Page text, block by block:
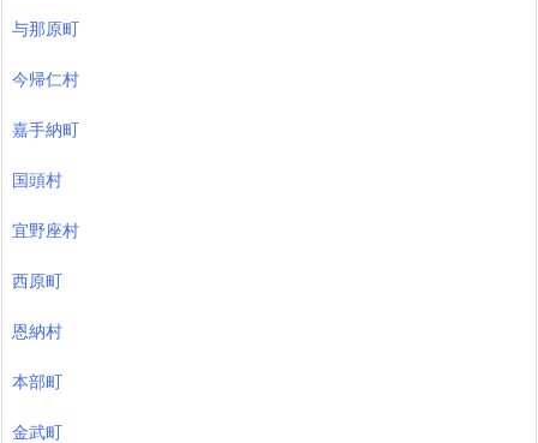
与那原町
今帰仁村
嘉手納町
国頭村
宜野座村
西原町
恩納村
本部町
金武町